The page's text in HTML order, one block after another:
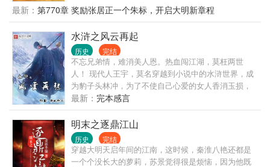
吗？” 崇祯意难平：“朕登基十七年，上干天怒，致逆
贼直逼京师。朕死后以发覆面，任贼分裂朕尸，勿伤
百姓一人！” 盘点十大忠臣意难平。 辛弃疾意难
平：“了却君王天下事，赢得生前身后名，可怜白发
生。” 岳飞意难平：“臣一生精忠报国，抵御金国，却
不曾想在国复之后被陛下赐死。” 于谦意难平：“粉身
碎骨浑不怕，要留清白在人间。” 这一刻，诸天万界的
帝王们怒火中烧，忠臣良将，竟受如此大辱？
最新： 第770章 奖励张居正一个朱标，开启大明新章程
水浒之风云再起
历史 完结
不忘兄弟情，难消美人恩。热血闯江湖，莫枉两世
人！ 现代人王宇，莫名穿越到小说中的水浒世界，成
为豹子头林冲，为了不使自己心爱的女人香消玉损，
为了不让梁山兄弟悲剧重演，毅然决定逆天改命。结
兄弟，交豪杰，杀恶人，锄奸臣，三败高俅，五败方
腊，杀田虎，斩王庆，横扫辽，金，兄弟齐心，开创
一片前所未有的辉煌！ 天罡尽已归天界， 地煞还应入
地中。 千古为神皆庙食， 万年青史播英雄。
最新： 完本感言
明末之逐鼎江山
历史 完结
穿越大明天启年间的江南，这时候，秦淮八艳还都是
一个个没长大的萝莉，苏景觉得很是烦恼，因为他既